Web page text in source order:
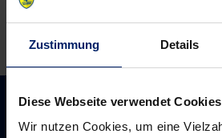
Zustimmung Details
Diese Webseite verwendet Cookies
Wir nutzen Cookies, um eine